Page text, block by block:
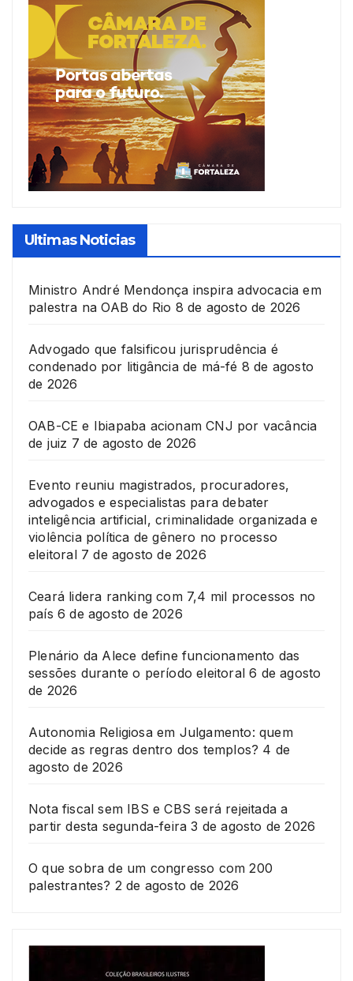
Ultimas Noticias
Ministro André Mendonça inspira advocacia em
palestra na OAB do Rio 8 de agosto de 2026
Advogado que falsificou jurisprudência é
condenado por litigância de má-fé 8 de agosto
de 2026
OAB-CE e Ibiapaba acionam CNJ por vacância
de juiz 7 de agosto de 2026
Evento reuniu magistrados, procuradores,
advogados e especialistas para debater
inteligência artificial, criminalidade organizada e
violência política de gênero no processo
eleitoral 7 de agosto de 2026
Ceará lidera ranking com 7,4 mil processos no
país 6 de agosto de 2026
Plenário da Alece define funcionamento das
sessões durante o período eleitoral 6 de agosto
de 2026
Autonomia Religiosa em Julgamento: quem
decide as regras dentro dos templos? 4 de
agosto de 2026
Nota fiscal sem IBS e CBS será rejeitada a
partir desta segunda-feira 3 de agosto de 2026
O que sobra de um congresso com 200
palestrantes? 2 de agosto de 2026